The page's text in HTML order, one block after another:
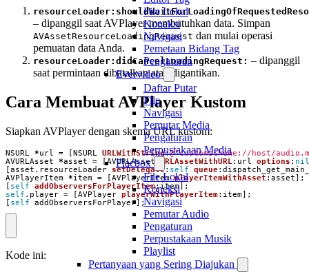
File Lokal
Koneksi
Navigasi
Pemetaan Bidang Tag
Pengaturan
Evervideo
Daftar Putar
File
Navigasi
Pemutar Media
Pengaturan
Perpustakaan Media
Flacbox
File Lokal
Koneksi
Navigasi
Pemutar Audio
Pengaturan
Perpustakaan Musik
Playlist
Pertanyaan yang Sering Diajukan
– dipanggil saat AVPlayer membutuhkan data. Simpan
AVAssetResourceLoadingRequest dan mulai operasi
pemuatan data Anda.
resourceLoader:didCancelLoadingRequest: – dipanggil
saat permintaan dibatalkan atau digantikan.
Cara Membuat AVPlayer Kustom
Siapkan AVPlayer dengan skema URL kustom:
NSURL *url = [NSURL URLWithString:@"customscheme://host/
AVURLAsset
*asset = [AVURLAsset URLAssetWithURL : url options : nil
[asset . resourceLoader setDelegate: self queue:
AVPlayerItem *item = [AVPlayerItem playerItemWithAsset : asset];
[ self addObserversForPlayerItem:item];
self . player = [AVPlayer playerWithPlayerItem: item];
[ self addObserversForPlayer];
Kode ini: